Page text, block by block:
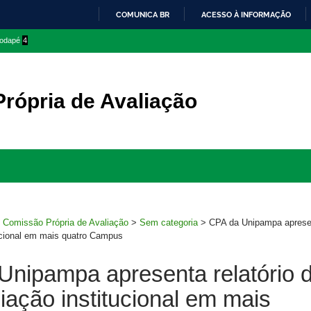
O
COMUNICA BR ACESSO À INFORMAÇÃO
4
de Avaliação
Comissão Própria de Avaliação > Sem categoria > CPA da Unipampa
em mais quatro Campus
apresenta relatório
institucional em mais